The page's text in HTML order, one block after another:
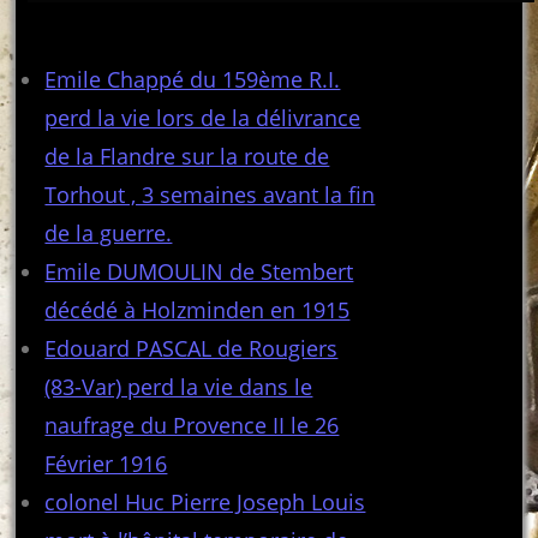
Emile Chappé du 159ème R.I.
perd la vie lors de la délivrance
de la Flandre sur la route de
Torhout , 3 semaines avant la fin
de la guerre.
Emile DUMOULIN de Stembert
décédé à Holzminden en 1915
Edouard PASCAL de Rougiers
(83-Var) perd la vie dans le
naufrage du Provence II le 26
Février 1916
colonel Huc Pierre Joseph Louis